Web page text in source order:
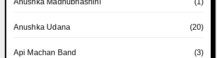
Anushka Udana (20)
Api Machan Band (3)